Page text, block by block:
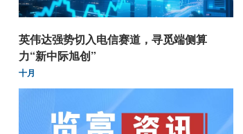
英伟达强势切入电信赛道，寻觅端侧算
力“新中际旭创”
十月